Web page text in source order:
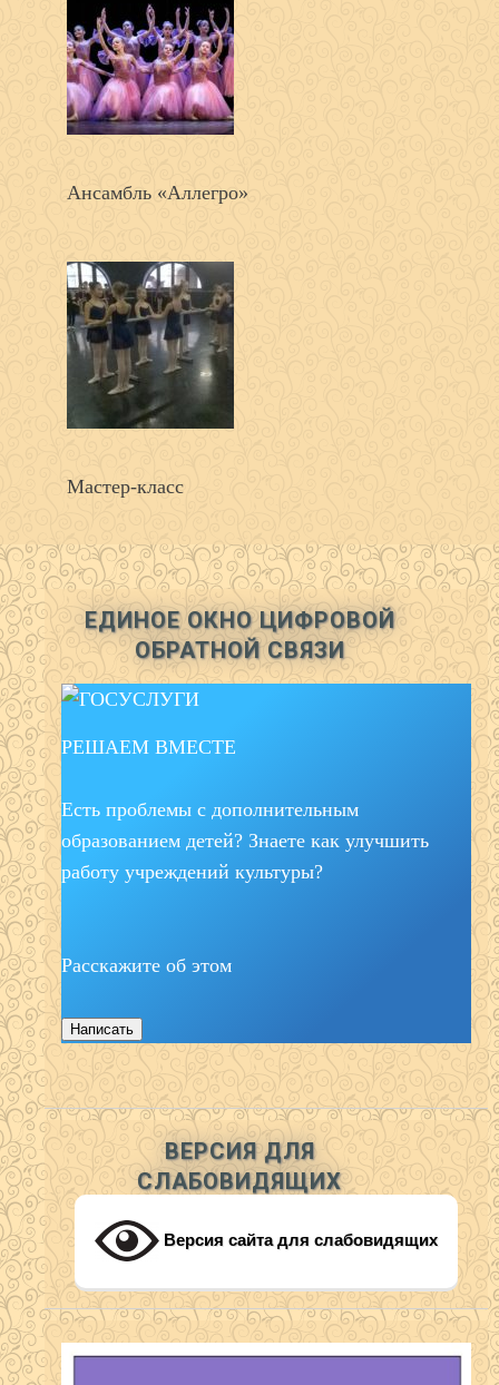
Ансамбль «Аллегро»
Мастер-класс
ЕДИНОЕ ОКНО ЦИФРОВОЙ
ОБРАТНОЙ СВЯЗИ
РЕШАЕМ ВМЕСТЕ
Есть проблемы с дополнительным
образованием детей? Знаете как улучшить
работу учреждений культуры?
Расскажите об этом
Написать
ВЕРСИЯ ДЛЯ
СЛАБОВИДЯЩИХ
Версия сайта для слабовидящих